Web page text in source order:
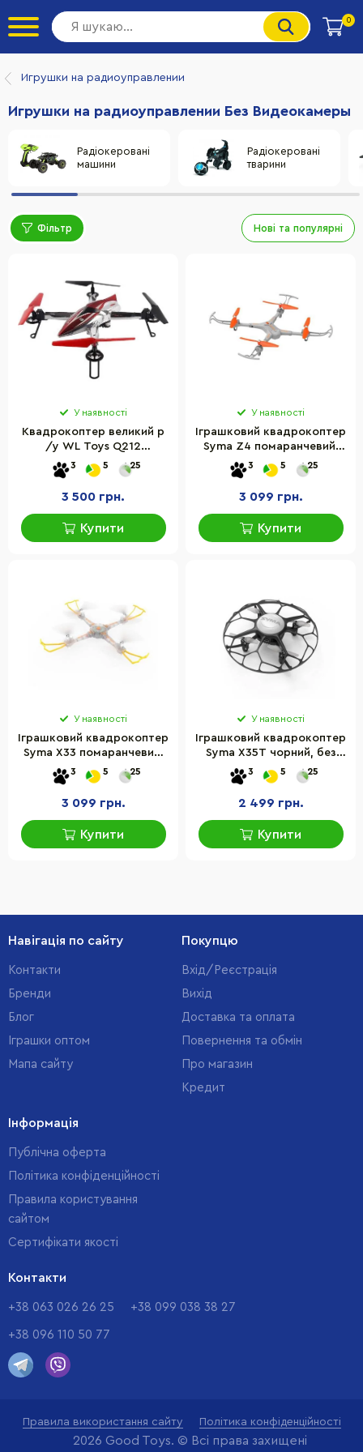
0
Игрушки на радиоуправлении
Игрушки на радиоуправлении Без Видеокамеры
Радіокеровані
машини
Радіокеровані
тварини
Фільтр Нові та популярні
У наявності
Квадрокоптер великий р
/у WL Toys Q212
Spaceship з барометром
3 5 25
3 500 грн.
Купити
У наявності
Іграшковий квадрокоптер
Syma Z4 помаранчевий,
без камери
3 5 25
3 099 грн.
Купити
У наявності
Іграшковий квадрокоптер
Syma X33 помаранчевий,
без камери
3 5 25
3 099 грн.
Купити
У наявності
Іграшковий квадрокоптер
Syma X35T чорний, без
камери
3 5 25
2 499 грн.
Купити
Навігація по сайту
Контакти
Бренди
Блог
Іграшки оптом
Мапа сайту
Покупцю
Вхід/Реєстрація
Вихід
Доставка та оплата
Повернення та обмін
Про магазин
Кредит
Інформація
Публічна оферта
Політика конфіденційності
Правила користування
сайтом
Cертифікати якості
Контакти
+38 063 026 26 25 +38 099 038 38 27
+38 096 110 50 77
Правила використання сайту Політика конфіденційності
2026 Good Toys. © Всі права захищені